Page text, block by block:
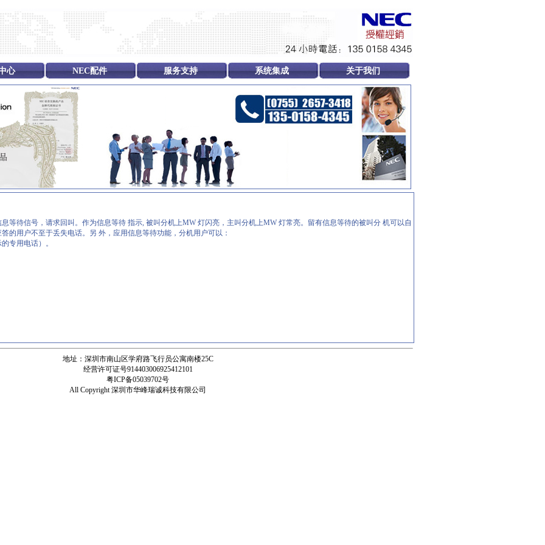
心 NEC配件 服务支持 系统集成 关于我们
等待信号，请求回叫。作为信息等待 指示, 被叫分机上MW 灯闪亮，主叫分机上MW 灯常亮。留有信息等待的被叫分 机可以自
的用户不至于丢失电话。另 外，应用信息等待功能，分机用户可以：
专用电话）。
地址：深圳市南山区学府路飞行员公寓南楼25C
经营许可证号914403006925412101
粤ICP备05039702号
All Copyright 深圳市华峰瑞诚科技有限公司